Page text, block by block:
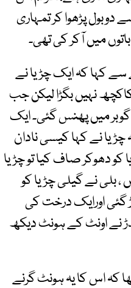
دوبول پڑھوا کر تمہاری
میں آکر کی تھی۔
سے کہا کہ ایک چڑیا نے
نہیں بگڑا لیکن جب
گوبر میں پھنس گئی۔ ایک
چڑیا نے کہا کیسی نادان
دھوکر صاف کیا تو چڑیا
بلی نے گیلی چڑیا کو
گئی اورایک درخت کی
نے اونٹ کے ہونٹ دیکھ
کہ اس کا یہ ہونٹ گرنے